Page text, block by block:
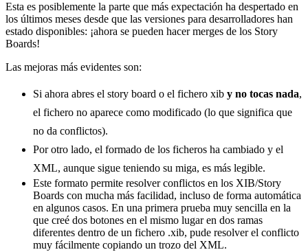
Esta es posiblemente la parte que más expectación ha despertado en
los últimos meses desde que las versiones para desarrolladores han
estado disponibles: ¡ahora se pueden hacer merges de los Story
Boards!
Las mejoras más evidentes son:
Si ahora abres el story board o el fichero xib y no tocas nada,
el fichero no aparece como modificado (lo que significa que
no da conflictos).
Por otro lado, el formado de los ficheros ha cambiado y el
XML, aunque sigue teniendo su miga, es más legible.
Este formato permite resolver conflictos en los XIB/Story
Boards con mucha más facilidad, incluso de forma automática
en algunos casos. En una primera prueba muy sencilla en la
que creé dos botones en el mismo lugar en dos ramas
diferentes dentro de un fichero .xib, pude resolver el conflicto
muy fácilmente copiando un trozo del XML.